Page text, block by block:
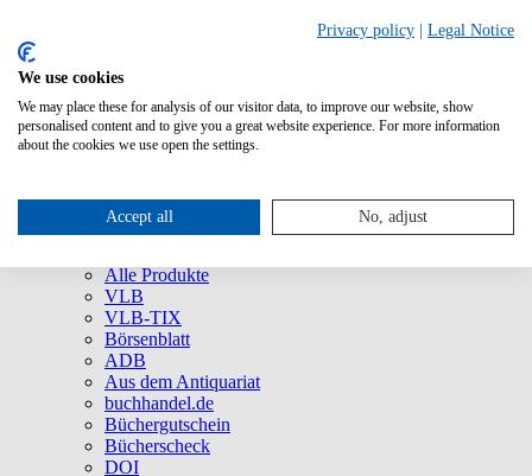
Über uns
Unternehmen
Presse
Service
Alle Produkte
VLB
VLB-TIX
Börsenblatt
ADB
Aus dem Antiquariat
buchhandel.de
Büchergutschein
Bücherscheck
DOI
Privacy policy Legal Notice
We use cookies
We may place these for analysis of our visitor data, to improve our website, show
personalised content and to give you a great website experience. For more information
about the cookies we use open the settings.
Accept all No, adjust